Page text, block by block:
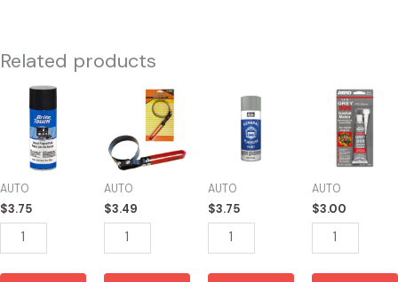
Related products
AUTO
$3.75
55741
PINTURA
NEGRA
SIN
BRILLO
quantity
AUTO
$3.49
SACA
FILTROS
quantity
AUTO
$3.75
55756
PINTURA
ALUMINIO
quantity
AUTO
$3.00
55750
SILICON
GRIS
quantity